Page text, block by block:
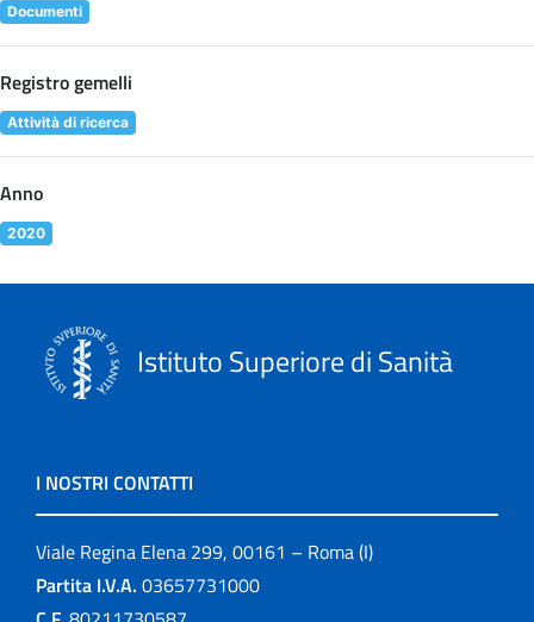
Documenti
Registro gemelli
Attività di ricerca
Anno
2020
Istituto Superiore di Sanità
I NOSTRI CONTATTI
Viale Regina Elena 299, 00161 – Roma (I)
Partita I.V.A. 03657731000